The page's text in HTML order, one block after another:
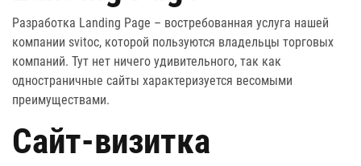
Разработка Landing Page – востребованная услуга нашей
компании svitoc, которой пользуются владельцы торговых
компаний. Тут нет ничего удивительного, так как
одностраничные сайты характеризуется весомыми
преимуществами.
Сайт-визитка